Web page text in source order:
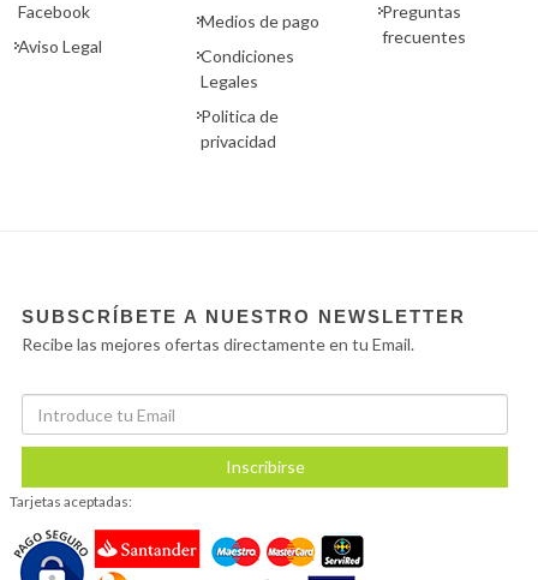
Facebook
Aviso Legal
Medios de pago
Condiciones
Legales
Politica de
privacidad
Preguntas
frecuentes
SUBSCRÍBETE A NUESTRO NEWSLETTER
Recibe las mejores ofertas directamente en tu Email.
Inscribirse
Tarjetas aceptadas: